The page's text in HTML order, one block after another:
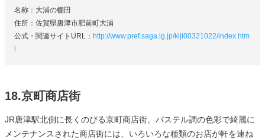
名称：大浦の棚田
住所：佐賀県唐津市肥前町大浦
公式・関連サイトURL： http://www.pref.saga.lg.jp/kiji00321022/index.htm
l
18.京町商店街
JR唐津駅北側に長くのびる京町商店街。パステル調の色彩で綺麗に
メンテナンスされた商店街には、いろいろな種類のお店が軒を連ね